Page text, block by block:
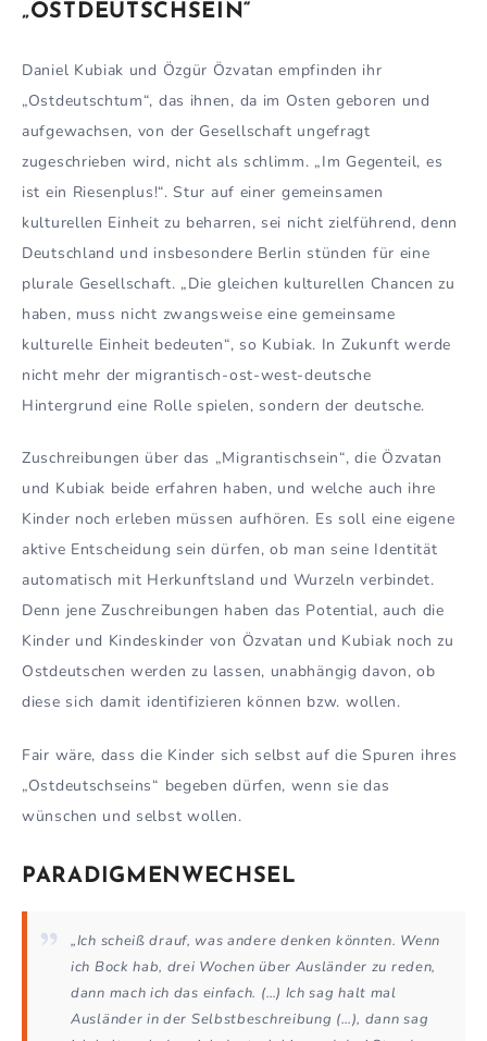
„OSTDEUTSCHSEIN“
Daniel Kubiak und Özgür Özvatan empfinden ihr
„Ostdeutschtum“, das ihnen, da im Osten geboren und
aufgewachsen, von der Gesellschaft ungefragt
zugeschrieben wird, nicht als schlimm. „Im Gegenteil, es
ist ein Riesenplus!“. Stur auf einer gemeinsamen
kulturellen Einheit zu beharren, sei nicht zielführend, denn
Deutschland und insbesondere Berlin stünden für eine
plurale Gesellschaft. „Die gleichen kulturellen Chancen zu
haben, muss nicht zwangsweise eine gemeinsame
kulturelle Einheit bedeuten“, so Kubiak. In Zukunft werde
nicht mehr der migrantisch-ost-west-deutsche
Hintergrund eine Rolle spielen, sondern der deutsche.
Zuschreibungen über das „Migrantischsein“, die Özvatan
und Kubiak beide erfahren haben, und welche auch ihre
Kinder noch erleben müssen aufhören. Es soll eine eigene
aktive Entscheidung sein dürfen, ob man seine Identität
automatisch mit Herkunftsland und Wurzeln verbindet.
Denn jene Zuschreibungen haben das Potential, auch die
Kinder und Kindeskinder von Özvatan und Kubiak noch zu
Ostdeutschen werden zu lassen, unabhängig davon, ob
diese sich damit identifizieren können bzw. wollen.
Fair wäre, dass die Kinder sich selbst auf die Spuren ihres
„Ostdeutschseins“ begeben dürfen, wenn sie das
wünschen und selbst wollen.
PARADIGMENWECHSEL
„Ich scheiß drauf, was andere denken könnten. Wenn
ich Bock hab, drei Wochen über Ausländer zu reden,
dann mach ich das einfach. (…) Ich sag halt mal
Ausländer in der Selbstbeschreibung (…), dann sag